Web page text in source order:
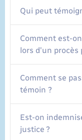
Qui peut
Comment est-
lors d'un procès
Comment se
témoin ?
Est-on
justice ?